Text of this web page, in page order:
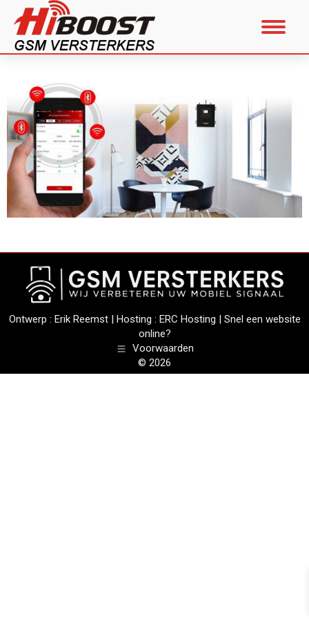
Ontwerp : Erik Reemst| Hosting : ERC Hosting | Snel een website
online?
Voorwaarden
© 2026